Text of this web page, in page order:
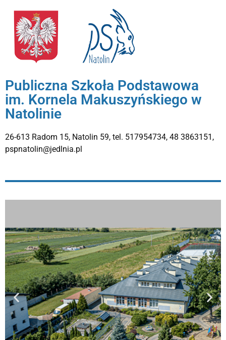
Publiczna Szkoła Podstawowa
im. Kornela Makuszyńskiego w
Natolinie
26-613 Radom 15, Natolin 59, tel. 517954734, 48 3863151,
pspnatolin@jedlnia.pl